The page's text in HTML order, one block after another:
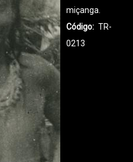
miçanga.
Código
TR-
0213